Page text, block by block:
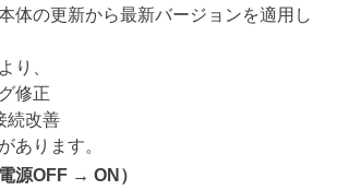
の更新から最新バージョンを適用し
り、
修正
続改善
あります。
源OFF → ON）